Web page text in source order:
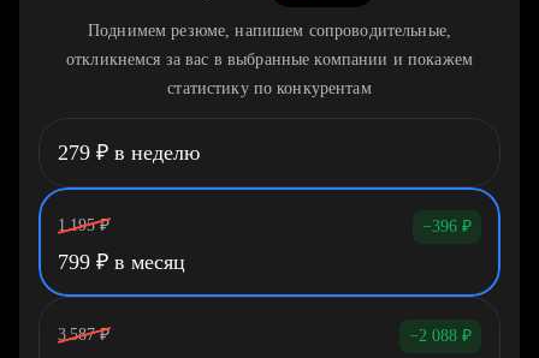
Поднимем резюме, напишем сопроводительные,
откликнемся за вас в выбранные компании и покажем
статистику по конкурентам
279 ₽ в неделю
1 195 ₽ −396 ₽
799 ₽ в месяц
3 587 ₽ −2 088 ₽